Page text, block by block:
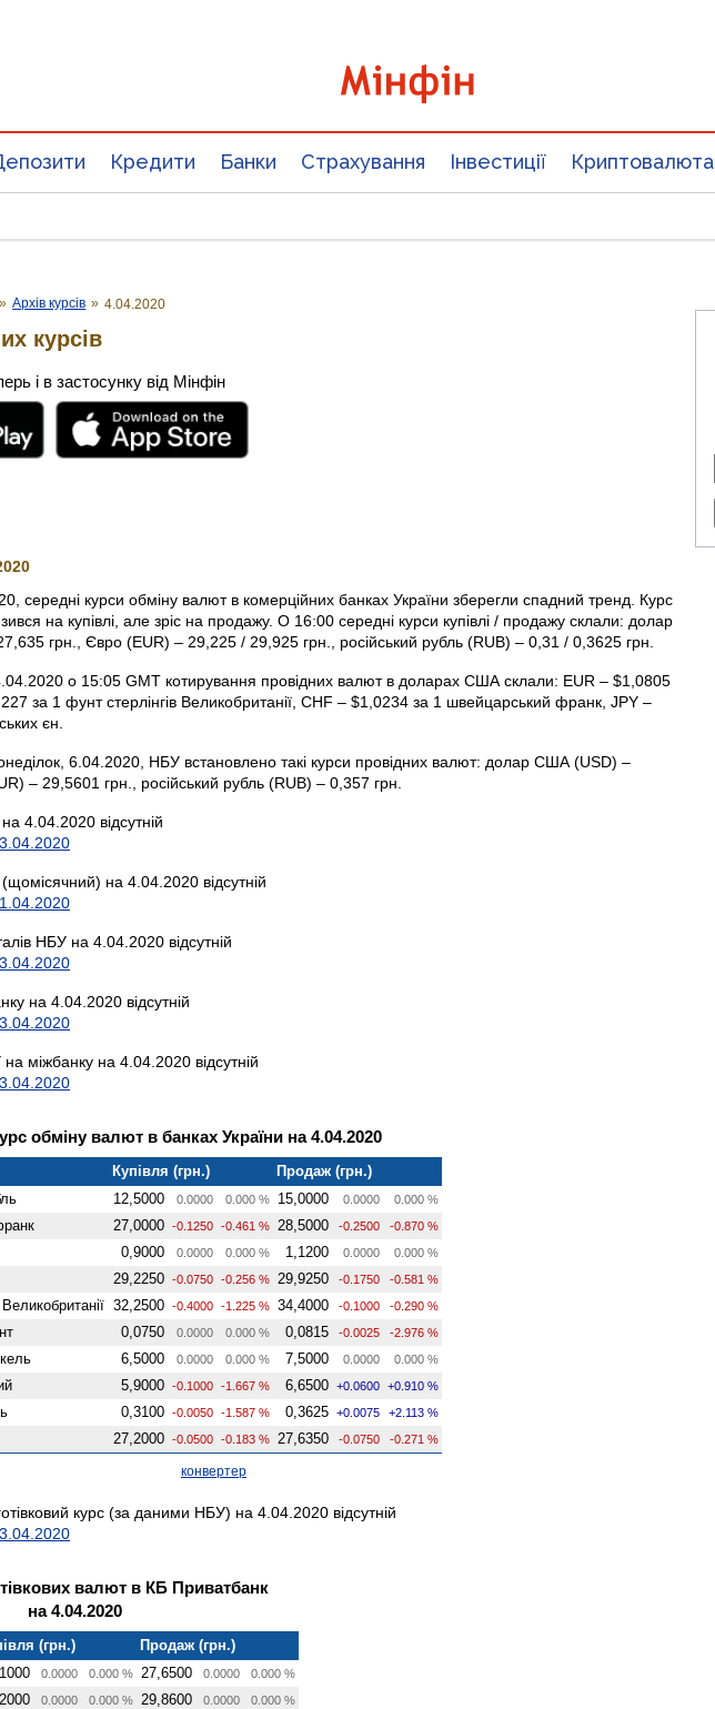
Кредити Банки Страхування Інвестиції Криптовалюта
» Архів курсів » 4.04.2020
курсів
і в застосунку від Мінфін
середні курси обміну валют в комерційних банках України зберегли спадний тренд. Курс
на купівлі, але зріс на продажу. О 16:00 середні курси купівлі / продажу склали: долар
грн., Євро (EUR) – 29,225 / 29,925 грн., російський рубль (RUB) – 0,31 / 0,3625 грн.
о 15:05 GMT котирування провідних валют в доларах США склали: EUR – $1,0805
за 1 фунт стерлінгів Велико­британії, CHF – $1,0234 за 1 швейцарський франк, JPY –
єн.
6.04.2020, НБУ встановлено такі курси провідних валют: долар США (USD) –
– 29,5601 грн., російський рубль (RUB) – 0,357 грн.
4.04.2020 відсутній
3.04.2020
на 4.04.2020 відсутній
1.04.2020
НБУ на 4.04.2020 відсутній
3.04.2020
на 4.04.2020 відсутній
3.04.2020
міжбанку на 4.04.2020 відсутній
3.04.2020
обміну валют в банках України на 4.04.2020
Купівля (грн.)
Продаж (грн.)
12,5000 0.0000 0.000 % 15,0000 0.0000 0.000 %
27,0000 -0.1250 -0.461 % 28,5000 -0.2500 -0.870 %
0,9000 0.0000 0.000 % 1,1200 0.0000 0.000 %
29,2250 -0.0750 -0.256 % 29,9250 -0.1750 -0.581 %
32,2500 -0.4000 -1.225 % 34,4000 -0.1000 -0.290 %
0,0750 0.0000 0.000 % 0,0815 -0.0025 -2.976 %
6,5000 0.0000 0.000 % 7,5000 0.0000 0.000 %
5,9000 -0.1000 -1.667 % 6,6500 +0.0600 +0.910 %
0,3100 -0.0050 -1.587 % 0,3625 +0.0075 +2.113 %
27,2000 -0.0500 -0.183 % 27,6350 -0.0750 -0.271 %
конвертер
курс (за даними НБУ) на 4.04.2020 відсутній
3.04.2020
валют в КБ Приватбанк
на 4.04.2020
(грн.)
Продаж (грн.)
0.0000 0.000 % 27,6500 0.0000 0.000 %
0.0000 0.000 % 29,8600 0.0000 0.000 %